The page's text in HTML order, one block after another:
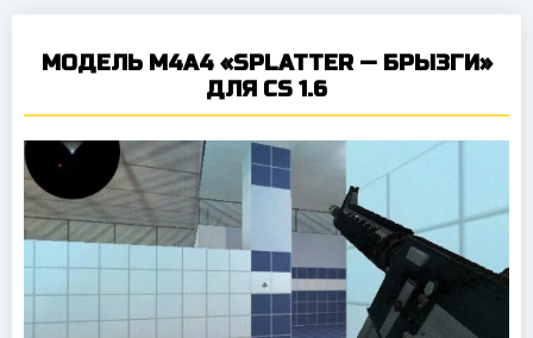
МОДЕЛЬ M4A4 «SPLATTER — БРЫЗГИ»
ДЛЯ CS 1.6